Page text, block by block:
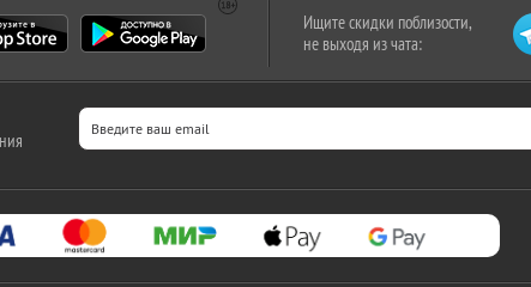
Ищите скидки поблизости,
не выходя из чата: